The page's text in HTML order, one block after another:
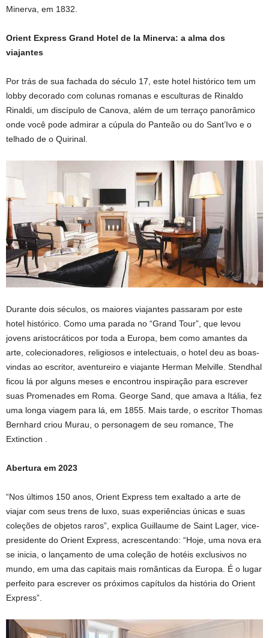
Minerva, em 1832.
Orient Express Grand Hotel de la Minerva: a alma dos
viajantes
Por trás de sua fachada do século 17, este hotel histórico tem um
lobby decorado com colunas romanas e esculturas de Rinaldo
Rinaldi, um discípulo de Canova, além de um terraço panorâmico
onde você pode admirar a cúpula do Panteão ou do Sant’Ivo e o
telhado de o Quirinal.
Durante dois séculos, os maiores viajantes passaram por este
hotel histórico. Como uma parada no “Grand Tour”, que levou
jovens aristocráticos por toda a Europa, bem como amantes da
arte, colecionadores, religiosos e intelectuais, o hotel deu as boas-
vindas ao escritor, aventureiro e viajante Herman Melville. Stendhal
ficou lá por alguns meses e encontrou inspiração para escrever
suas Promenades em Roma. George Sand, que amava a Itália, fez
uma longa viagem para lá, em 1855. Mais tarde, o escritor Thomas
Bernhard criou Murau, o personagem de seu romance, The
Extinction .
Abertura em 2023
“Nos últimos 150 anos, Orient Express tem exaltado a arte de
viajar com seus trens de luxo, suas experiências únicas e suas
coleções de objetos raros”, explica Guillaume de Saint Lager, vice-
presidente do Orient Express, acrescentando: “Hoje, uma nova era
se inicia, o lançamento de uma coleção de hotéis exclusivos no
mundo, em uma das capitais mais românticas da Europa. É o lugar
perfeito para escrever os próximos capítulos da história do Orient
Express”.